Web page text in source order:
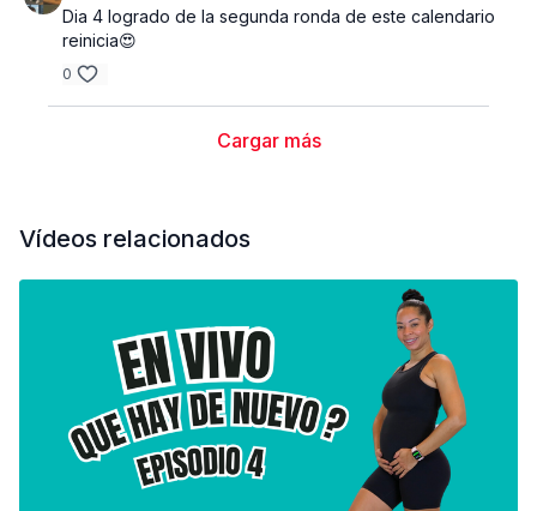
Dia 4 logrado de la segunda ronda de este calendario
reinicia😍
0
Cargar más
Vídeos relacionados